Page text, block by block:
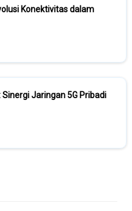
Konektivitas dalam
Jaringan 5G Pribadi